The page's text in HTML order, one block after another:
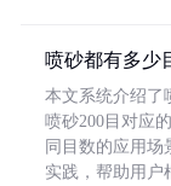
喷砂都有多少
本文系统介绍了
喷砂200目对应
同目数的应用场
实践，帮助用户